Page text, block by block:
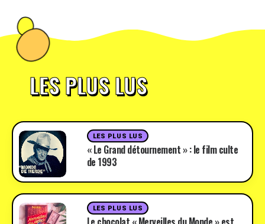
LES PLUS LUS
LES PLUS LUS
« Le Grand détournement » : le film culte
de 1993
LES PLUS LUS